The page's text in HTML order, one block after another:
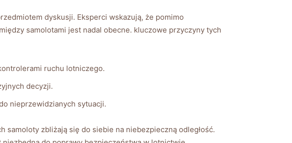
dyskusji.‌ Eksperci wskazują, że pomimo
samolotami jest nadal obecne. kluczowe‌ przyczyny tych
ruchu ⁤lotniczego.
decyzji.
nieprzewidzianych sytuacji.
zbliżają się do siebie na niebezpieczną odległość.